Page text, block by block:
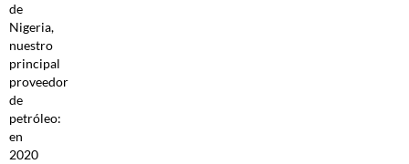
de
Nigeria,
nuestro
principal
proveedor
de
petróleo:
en
2020